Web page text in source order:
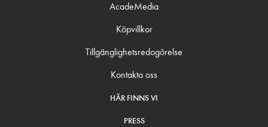
AcadeMedia
Köpvillkor
Tillgänglighetsredogörelse
Kontakta oss
HÄR FINNS VI
PRESS